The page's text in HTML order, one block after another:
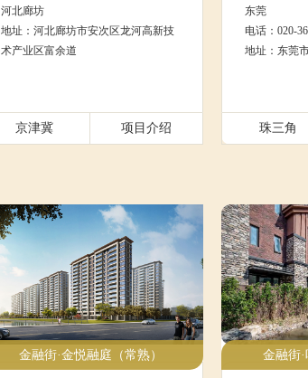
河北廊坊
地址：河北廊坊市安次区龙河高新技
术产业区富余道
京津冀 项目介绍
东莞
电话：020-
地址：东莞
珠三角
金融街·金悦融庭（常熟） 金融街·